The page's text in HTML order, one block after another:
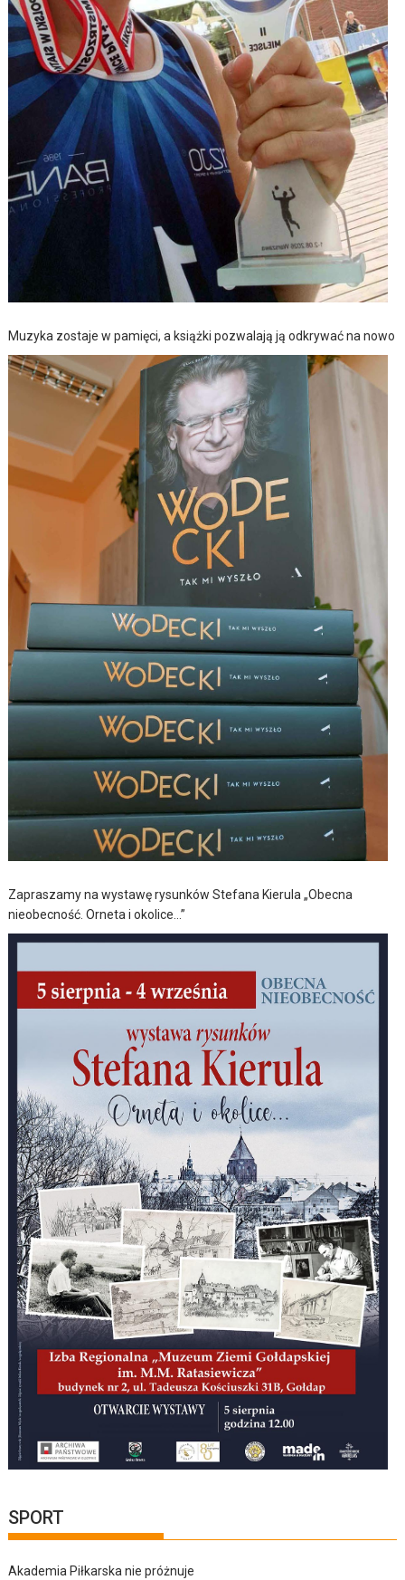
Muzyka zostaje w pamięci, a książki pozwalają ją odkrywać na nowo
Zapraszamy na wystawę rysunków Stefana Kierula „Obecna
nieobecność. Orneta i okolice…”
SPORT
Akademia Piłkarska nie próżnuje